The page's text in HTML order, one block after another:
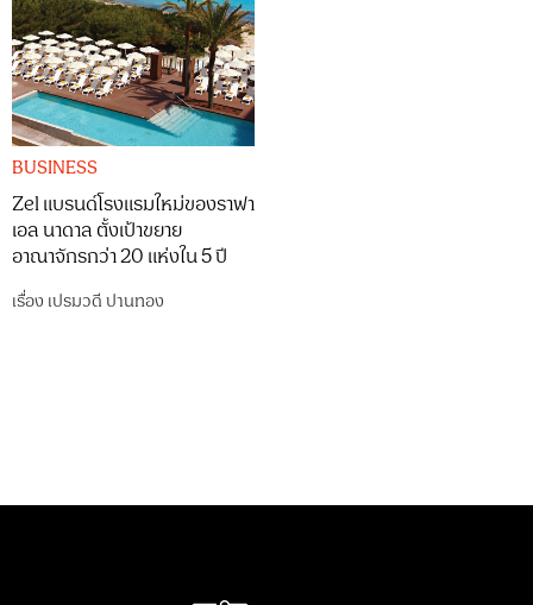
BUSINESS
Zel แบรนด์โรงแรมใหม่ของราฟา
เอล นาดาล ตั้งเป้าขยาย
อาณาจักรกว่า 20 แห่งใน 5 ปี
เรื่อง เปรมวดี ปานทอง